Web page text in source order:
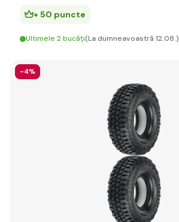
+ 50 puncte
Ultimele 2 bucăți(La dumneavoastră 12.08.)
-4%